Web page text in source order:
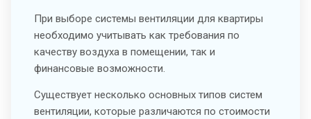
При выборе системы вентиляции для квартиры
необходимо учитывать как требования по
качеству воздуха в помещении, так и
финансовые возможности.
Существует несколько основных типов систем
вентиляции, которые различаются по стоимости